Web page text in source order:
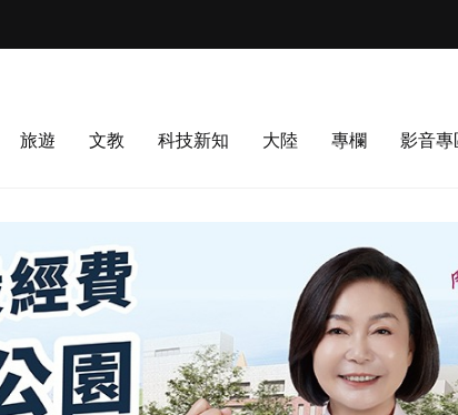
旅遊 文教 科技新知 大陸 專欄 影音專